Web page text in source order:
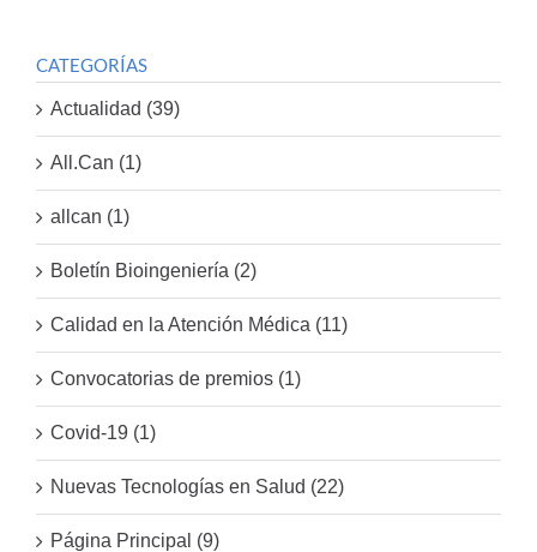
CATEGORÍAS
Actualidad (39)
All.Can (1)
allcan (1)
Boletín Bioingeniería (2)
Calidad en la Atención Médica (11)
Convocatorias de premios (1)
Covid-19 (1)
Nuevas Tecnologías en Salud (22)
Página Principal (9)